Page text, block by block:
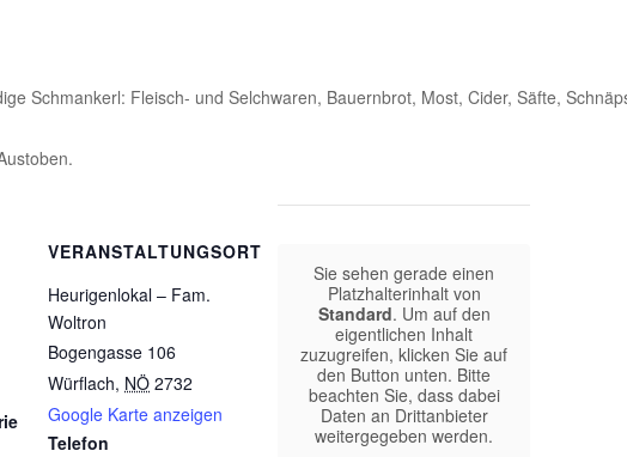
Schmankerl: Fleisch- und Selchwaren, Bauernbrot, Most, Cider, Säfte,
VERANSTALTUNGSORT
Heurigenlokal – Fam.
Woltron
Bogengasse 106
Würflach, NÖ 2732
Google Karte anzeigen
Telefon
Sie sehen gerade einen
Platzhalterinhalt von
Standard. Um auf den
eigentlichen Inhalt
zuzugreifen, klicken Sie auf
den Button unten. Bitte
beachten Sie, dass dabei
Daten an Drittanbieter
weitergegeben werden.